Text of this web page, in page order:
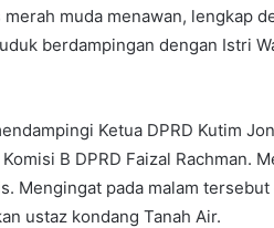
merah muda menawan, lengkap
berdampingan dengan Istri
Ketua DPRD Kutim
B DPRD Faizal Rachman.
Mengingat pada malam
ustaz kondang Tanah Air.